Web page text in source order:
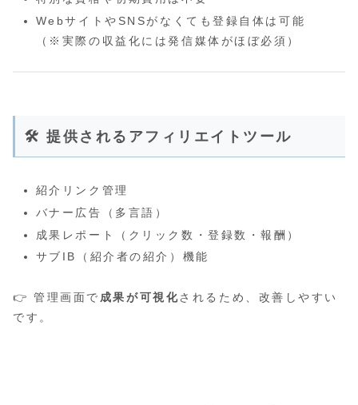
WebサイトやSNSがなくても登録自体は可能
（※実際の収益化には発信媒体がほぼ必須）
🛠 提供されるアフィリエイトツール
紹介リンク管理
バナー広告（多言語）
成果レポート（クリック数・登録数・報酬）
サブIB（紹介者の紹介）機能
👉 管理画面で 成果が可視化されるため、改善しやすい
です。